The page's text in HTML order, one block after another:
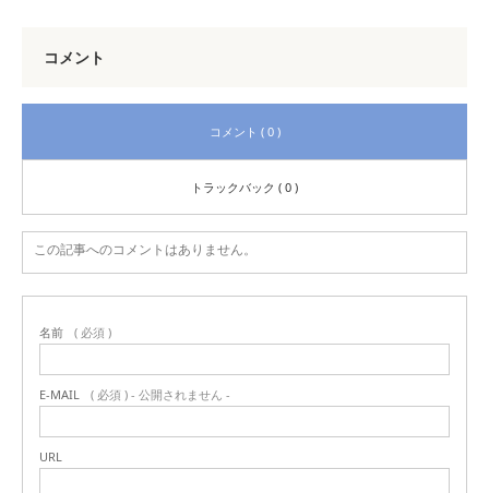
コメント
コメント ( 0 )
トラックバック ( 0 )
この記事へのコメントはありません。
名前 ( 必須 )
E-MAIL ( 必須 ) - 公開されません -
URL